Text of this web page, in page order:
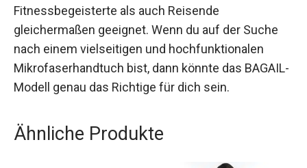
Fitnessbegeisterte als auch Reisende
gleichermaßen geeignet. Wenn du auf der Suche
nach einem vielseitigen und hochfunktionalen
Mikrofaserhandtuch bist, dann könnte das BAGAIL-
Modell genau das Richtige für dich sein.
Ähnliche Produkte